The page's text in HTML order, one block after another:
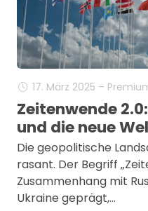
17. März 2025 –
Zeitenwende
und die neue
Die geopolitische
rasant. Der Begriff
Zusammenhang mit
Ukraine geprägt,…